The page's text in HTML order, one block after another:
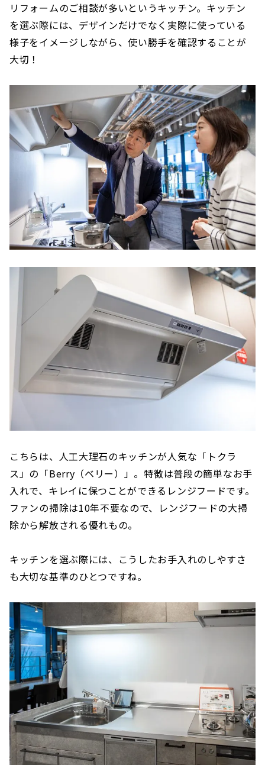
リフォームのご相談が多いというキッチン。キッチン
を選ぶ際には、デザインだけでなく実際に使っている
様子をイメージしながら、使い勝手を確認することが
大切！
こちらは、人工大理石のキッチンが人気な「トクラ
ス」の「Berry（ベリー）」。特徴は普段の簡単なお手
入れで、キレイに保つことができるレンジフードです。
ファンの掃除は10年不要なので、レンジフードの大掃
除から解放される優れもの。
キッチンを選ぶ際には、こうしたお手入れのしやすさ
も大切な基準のひとつですね。